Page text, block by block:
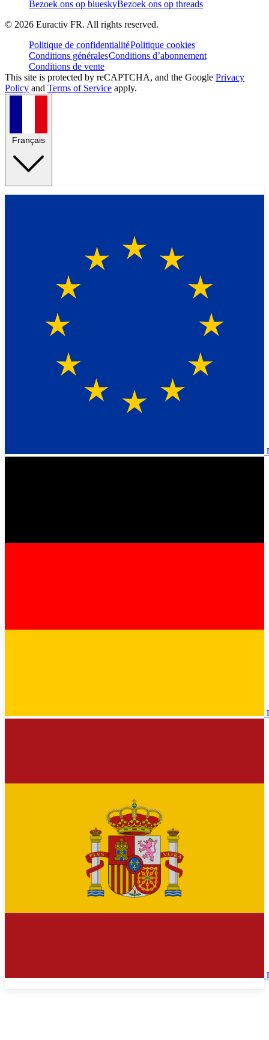
Bezoek ons op blueskyBezoek ons op threads
© 2026 Euractiv FR. All rights reserved.
Politique de confidentialitéPolitique cookies
Conditions généralesConditions d’abonnement
Conditions de vente
This site is protected by reCAPTCHA, and the Google Privacy
Policy and Terms of Service apply.
Français